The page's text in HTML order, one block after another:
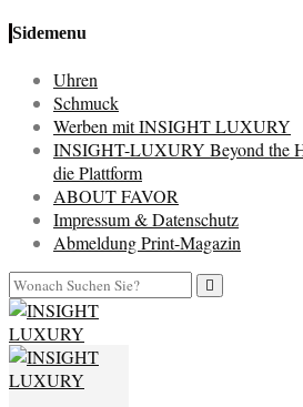
Sidemenu
Uhren
Schmuck
Werben mit INSIGHT LUXURY
INSIGHT-LUXURY Beyond the
die Plattform
ABOUT FAVOR
Impressum & Datenschutz
Abmeldung Print-Magazin